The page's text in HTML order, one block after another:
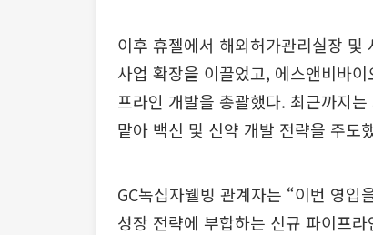
이후 휴젤에서 해외허가관리실장 및
사업 확장을 이끌었고, 에스앤비바
프라인 개발을 총괄했다. 최근까지
맡아 백신 및 신약 개발 전략을 주도
GC녹십자웰빙 관계자는 “이번 영입
성장 전략에 부합하는 신규 파이프